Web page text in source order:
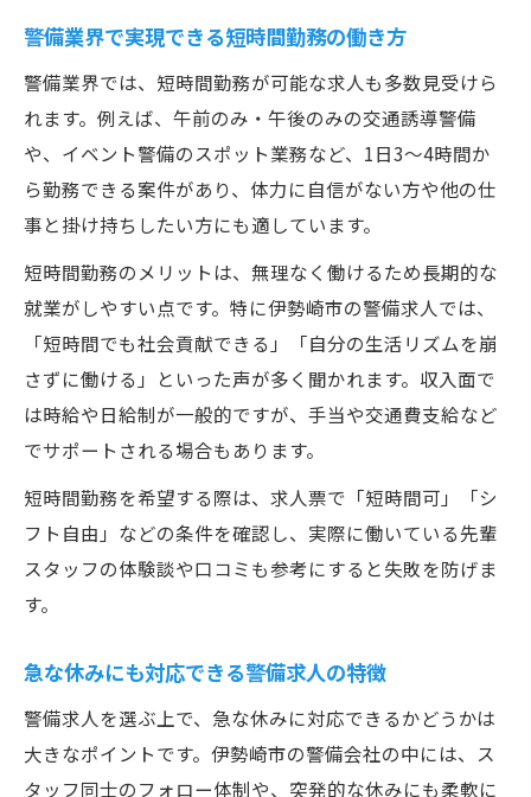
警備業界で実現できる短時間勤務の働き方
警備業界では、短時間勤務が可能な求人も多数見受けら
れます。例えば、午前のみ・午後のみの交通誘導警備
や、イベント警備のスポット業務など、1日3～4時間か
ら勤務できる案件があり、体力に自信がない方や他の仕
事と掛け持ちしたい方にも適しています。
短時間勤務のメリットは、無理なく働けるため長期的な
就業がしやすい点です。特に伊勢崎市の警備求人では、
「短時間でも社会貢献できる」「自分の生活リズムを崩
さずに働ける」といった声が多く聞かれます。収入面で
は時給や日給制が一般的ですが、手当や交通費支給など
でサポートされる場合もあります。
短時間勤務を希望する際は、求人票で「短時間可」「シ
フト自由」などの条件を確認し、実際に働いている先輩
スタッフの体験談や口コミも参考にすると失敗を防げま
す。
急な休みにも対応できる警備求人の特徴
警備求人を選ぶ上で、急な休みに対応できるかどうかは
大きなポイントです。伊勢崎市の警備会社の中には、ス
タッフ同士のフォロー体制や、突発的な休みにも柔軟に